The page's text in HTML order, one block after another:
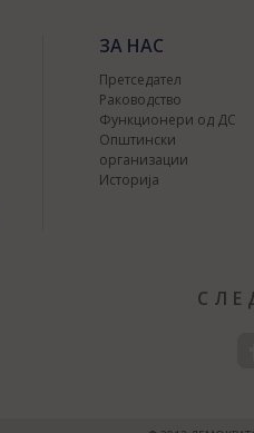
ЗА НАС
Претседател
Раководство
Функционери од ДС
Општински
организации
Историја